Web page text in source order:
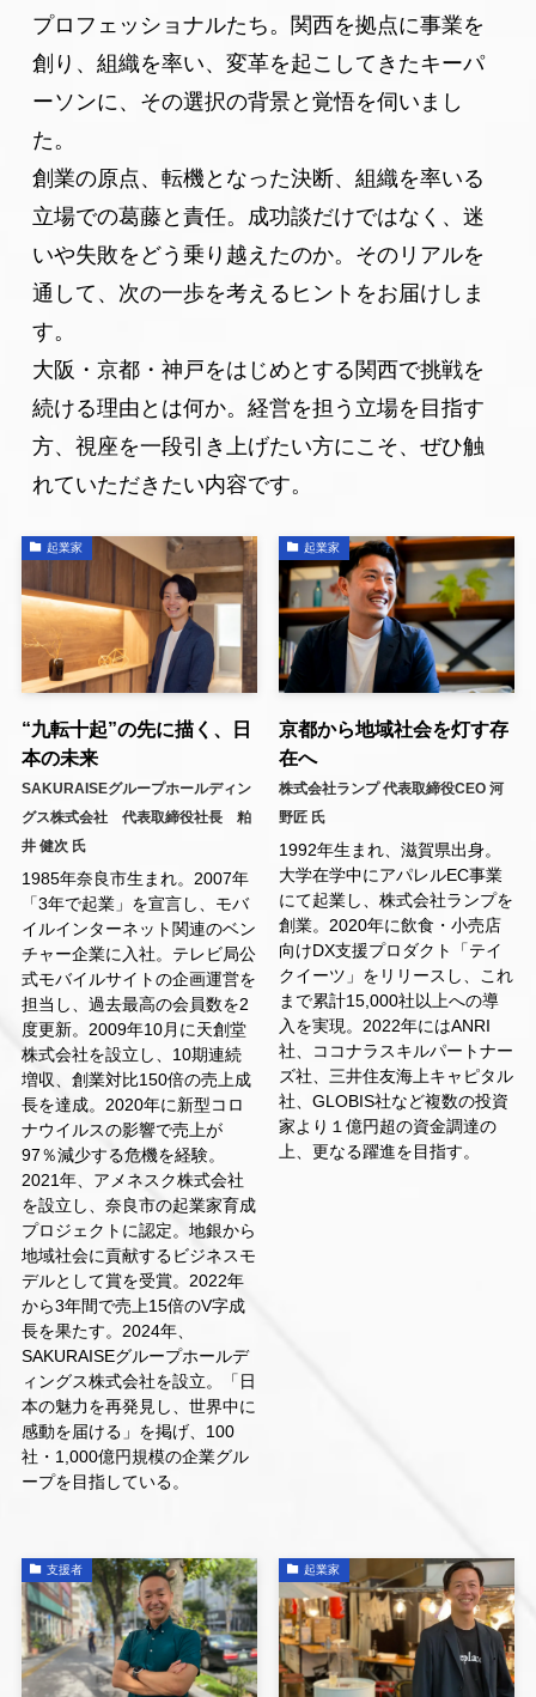
プロフェッショナルたち。関西を拠点に事業を
創り、組織を率い、変革を起こしてきたキーパ
ーソンに、その選択の背景と覚悟を伺いまし
た。
創業の原点、転機となった決断、組織を率いる
立場での葛藤と責任。成功談だけではなく、迷
いや失敗をどう乗り越えたのか。そのリアルを
通して、次の一歩を考えるヒントをお届けしま
す。
大阪・京都・神戸をはじめとする関西で挑戦を
続ける理由とは何か。経営を担う立場を目指す
方、視座を一段引き上げたい方にこそ、ぜひ触
れていただきたい内容です。
起業家
“九転十起”の先に描く、日
本の未来
SAKURAISEグループホールディン
グス株式会社 代表取締役社長 粕
井 健次 氏
1985年奈良市生まれ。2007年
「3年で起業」を宣言し、モバ
イルインターネット関連のベン
チャー企業に入社。テレビ局公
式モバイルサイトの企画運営を
担当し、過去最高の会員数を2
度更新。2009年10月に天創堂
株式会社を設立し、10期連続
増収、創業対比150倍の売上成
長を達成。2020年に新型コロ
ナウイルスの影響で売上が
97％減少する危機を経験。
2021年、アメネスク株式会社
を設立し、奈良市の起業家育成
プロジェクトに認定。地銀から
地域社会に貢献するビジネスモ
デルとして賞を受賞。2022年
から3年間で売上15倍のV字成
長を果たす。2024年、
SAKURAISEグループホールデ
ィングス株式会社を設立。「日
本の魅力を再発見し、世界中に
感動を届ける」を掲げ、100
社・1,000億円規模の企業グル
ープを目指している。
起業家
京都から地域社会を灯す存
在へ
株式会社ランプ 代表取締役CEO 河
野匠 氏
1992年生まれ、滋賀県出身。
大学在学中にアパレルEC事業
にて起業し、株式会社ランプを
創業。2020年に飲食・小売店
向けDX支援プロダクト「テイ
クイーツ」をリリースし、これ
まで累計15,000社以上への導
入を実現。2022年にはANRI
社、ココナラスキルパートナー
ズ社、三井住友海上キャピタル
社、GLOBIS社など複数の投資
家より１億円超の資金調達の
上、更なる躍進を目指す。
支援者 起業家